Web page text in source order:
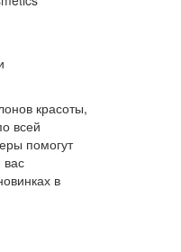
красоты,
всей
помогут
в